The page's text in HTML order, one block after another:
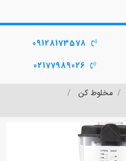
09128173578
02177989026
مخلوط کن